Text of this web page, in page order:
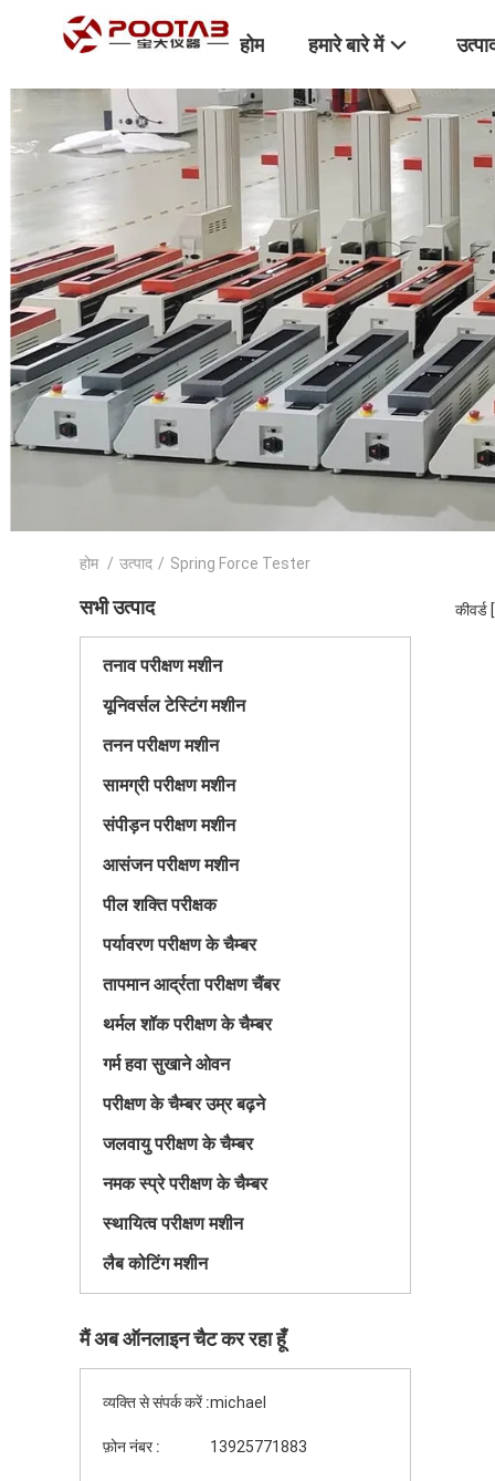
होम हमारे बारे में
होम / उत्पाद / Spring Force Tester
सभी उत्पाद
तनाव परीक्षण मशीन
यूनिवर्सल टेस्टिंग मशीन
तनन परीक्षण मशीन
सामग्री परीक्षण मशीन
संपीड़न परीक्षण मशीन
आसंजन परीक्षण मशीन
पील शक्ति परीक्षक
पर्यावरण परीक्षण के चैम्बर
तापमान आर्द्रता परीक्षण चैंबर
थर्मल शॉक परीक्षण के चैम्बर
गर्म हवा सुखाने ओवन
परीक्षण के चैम्बर उम्र बढ़ने
जलवायु परीक्षण के चैम्बर
नमक स्प्रे परीक्षण के चैम्बर
स्थायित्व परीक्षण मशीन
लैब कोटिंग मशीन
मैं अब ऑनलाइन चैट कर रहा हूँ
व्यक्ति से संपर्क करें :michael
फ़ोन नंबर : 13925771883